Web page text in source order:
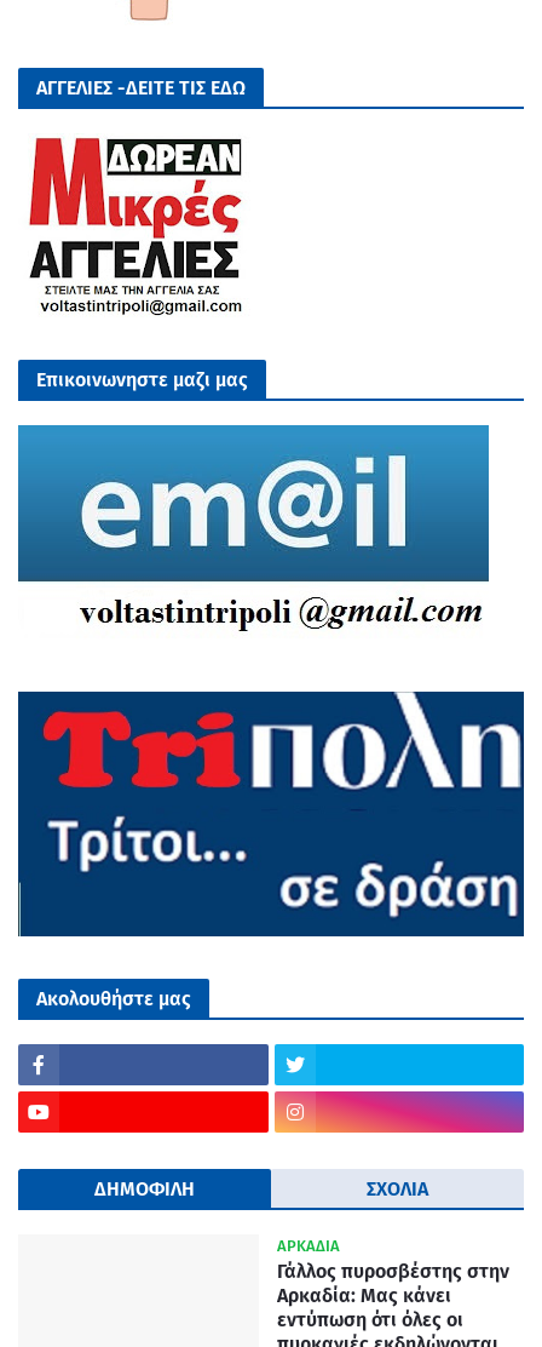
ΑΓΓΕΛΙΕΣ -ΔΕΙΤΕ ΤΙΣ ΕΔΩ
Επικοινωνηστε μαζι μας
Ακολουθήστε μας
ΔΗΜΟΦΙΛΗ ΣΧΟΛΙΑ
ΑΡΚΑΔΙΑ
Γάλλος πυροσβέστης στην
Αρκαδία: Μας κάνει
εντύπωση ότι όλες οι